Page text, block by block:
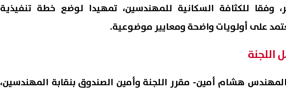
وفقا للكثافة السكانية للمهندسين، تمهيدا لوضع خطة تنفيذية
على أولويات واضحة ومعايير موضوعية.
اللجنة
هشام أمين- مقرر اللجنة وأمين الصندوق بنقابة المهندسين،